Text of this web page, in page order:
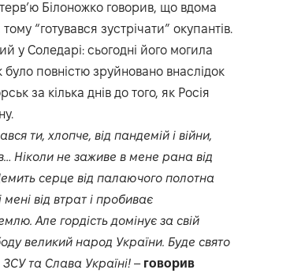
Білоножко говорив, що вдома
“готувався зустрічати” окупантів.
у Соледарі: сьогодні його могила
повністю зруйновано внаслідок
за кілька днів до того, як Росія
ти, хлопче, від пандемій і війни,
Ніколи не заживе в мене рана від
серце від палаючого полотна
від втрат і пробиває
Але гордість домінує за свій
великий народ України. Буде свято
та Слава Україні! – говорив